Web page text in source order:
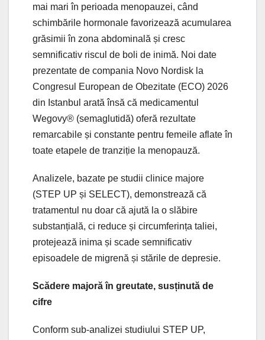
mai mari în perioada menopauzei, când
schimbările hormonale favorizează acumularea
grăsimii în zona abdominală și cresc
semnificativ riscul de boli de inimă. Noi date
prezentate de compania Novo Nordisk la
Congresul European de Obezitate (ECO) 2026
din Istanbul arată însă că medicamentul
Wegovy® (semaglutidă) oferă rezultate
remarcabile și constante pentru femeile aflate în
toate etapele de tranziție la menopauză.
Analizele, bazate pe studii clinice majore
(STEP UP și SELECT), demonstrează că
tratamentul nu doar că ajută la o slăbire
substanțială, ci reduce și circumferința taliei,
protejează inima și scade semnificativ
episoadele de migrenă și stările de depresie.
Scădere majoră în greutate, susținută de
cifre
Conform sub-analizei studiului STEP UP,